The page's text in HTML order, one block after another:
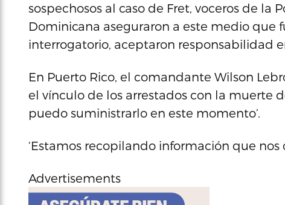
sospechosos al caso de Fret, voceros de la
Dominicana aseguraron a este medio que
interrogatorio, aceptaron responsabilidad
En Puerto Rico, el comandante Wilson
el vínculo de los arrestados con la muerte
puedo suministrarlo en este momento’.
‘Estamos recopilando información que nos
Advertisements